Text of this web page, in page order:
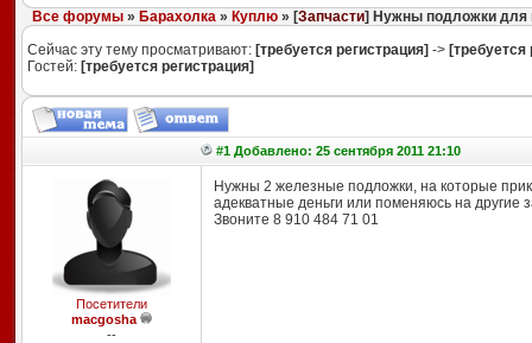
Все форумы» Барахолка» Куплю» [Запчасти] Нужны подложки
Сейчас эту тему просматривают: [требуется регистрация] -> [требуется
Гостей: [требуется регистрация]
#1 Добавлено: 25 сентября 2011 21:10
Посетители
macgosha
--
Нужны 2 железные подложки, на которые
адекватные деньги или поменяюсь на другие
Звоните 8 910 484 71 01